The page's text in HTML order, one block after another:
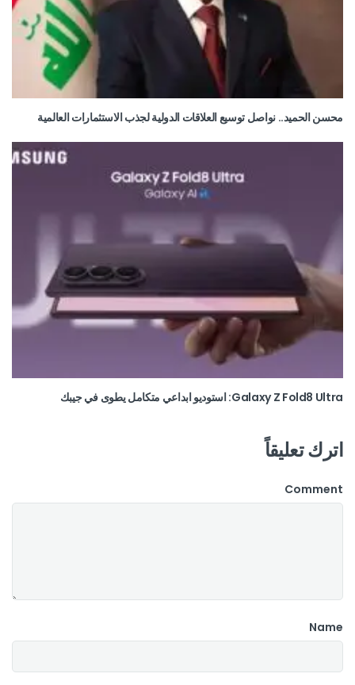
محسن الحميد.. نواصل توسيع العلاقات الدولية لجذب الاستثمارات العالمية
Galaxy Z Fold8 Ultra: استوديو ابداعي متكامل يطوى في جيبك
اترك تعليقاً
Comment
Name